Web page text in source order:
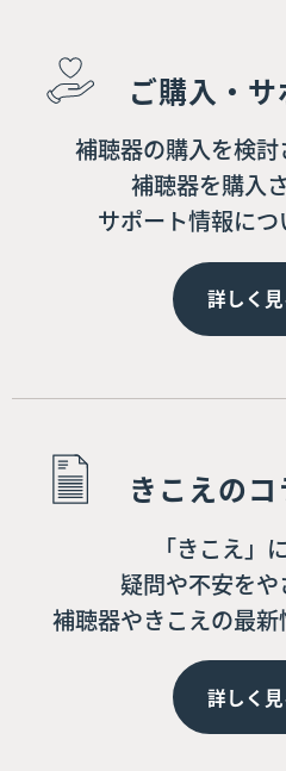
ご購入・
補聴器の購入を検討
補聴器を購入
サポート情報につ
詳しく
きこえのコ
「きこえ」
疑問や不安をや
補聴器やきこえの最新
詳しく